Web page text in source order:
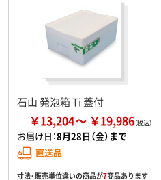
石山 発泡箱 Ti 蓋付
￥13,204 ￥19,986
お届け日：8月28日（金）まで
直送品
寸法・販売単位違いの商品が7商品あります